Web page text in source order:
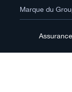
Marque du